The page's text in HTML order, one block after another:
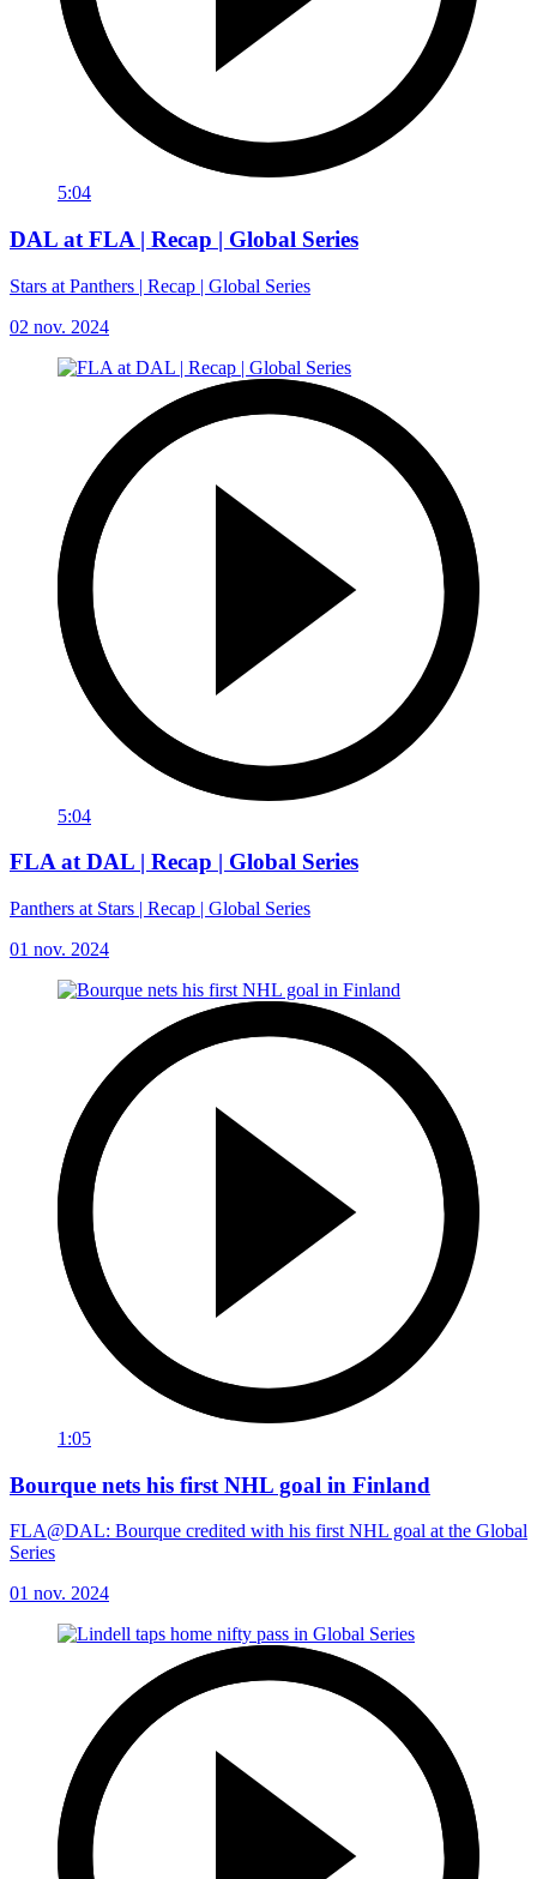
5:04
DAL at FLA | Recap | Global Series
Stars at Panthers | Recap | Global Series
02 nov. 2024
5:04
FLA at DAL | Recap | Global Series
Panthers at Stars | Recap | Global Series
01 nov. 2024
1:05
Bourque nets his first NHL goal in Finland
FLA@DAL: Bourque credited with his first NHL goal at the Global
Series
01 nov. 2024